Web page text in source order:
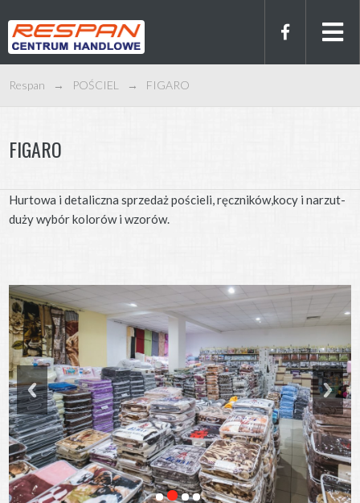
Respan → POŚCIEL → FIGARO
FIGARO
Hurtowa i detaliczna sprzedaż pościeli, ręczników,kocy i narzut-
duży wybór kolorów i wzorów.